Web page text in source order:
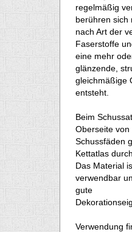
regelmäßig
berühren sich
nach Art der
Faserstoffe
eine mehr
glänzende,
gleichmäßige
entsteht.
Beim
Oberseite von
Schussfäden
Kettatlas
Das Material
verwendbar
gute
Verwendung